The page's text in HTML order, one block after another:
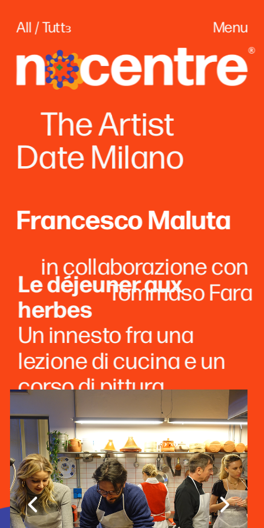
Menu
All / Tuttɜ
The Artist
Date Milano
Francesco Maluta
Le déjeuner aux
herbes
Un innesto fra una
lezione di cucina e un
corso di pittura
in collaborazione con
Tommaso Fara